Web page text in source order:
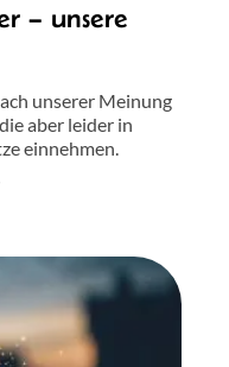
– unsere
unserer Meinung
aber leider in
einnehmen.